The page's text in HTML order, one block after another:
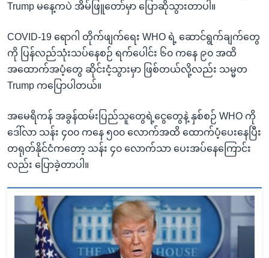
Trump မနေ့ကပဲ အိမ်ဖြူတော်မှာ ပြောဆိုသွားတာပါ။
COVID-19 ရောဂါ တိုက်ဖျက်ရေး WHO ရဲ့ ဆောင်ရွက်ချက်တွေ
ကို ပြန်လည်သုံးသပ်နေစဉ် ရက်ပေါင်း ၆၀ ကနေ ၉၀ အထိ
အထောက်အပံ့တွေ ဆိုင်းငံ့သွားမှာ ဖြစ်တယ်လို့လည်း သမ္မတ
Trump ကပြောပါတယ်။
အမေရိကန် အခွန်ထမ်းပြည်သူတွေရဲ့ငွေတွေနဲ့ နှစ်စဉ် WHO ကို
ဒေါ်လာ သန်း ၄၀၀ ကနေ ၅၀၀ လောက်အထိ ထောက်ပံ့ပေးနေပြီး
တရုတ်နိုင်ငံကတော့ သန်း ၄၀ လောက်သာ ပေးအပ်နေကြောင်း
လည်း ပြောခဲ့တာပါ။